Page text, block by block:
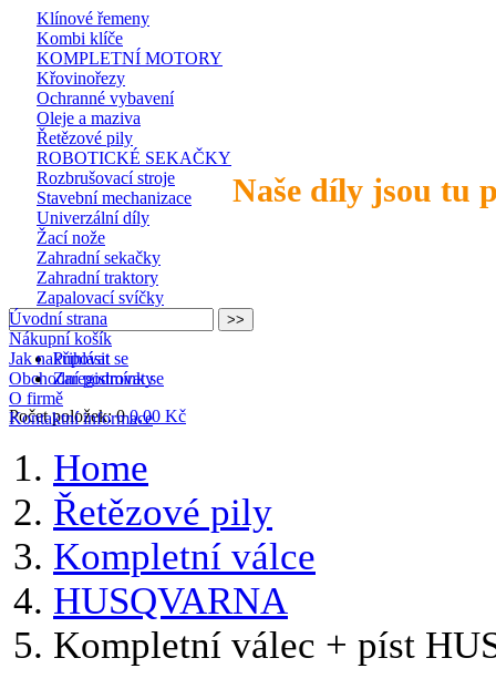
Naše díly jsou tu
Klínové řemeny
Kombi klíče
KOMPLETNÍ MOTORY
Křovinořezy
Ochranné vybavení
Oleje a maziva
Řetězové pily
ROBOTICKÉ SEKAČKY
Rozbrušovací stroje
Stavební mechanizace
Univerzální díly
Žací nože
Zahradní sekačky
Zahradní traktory
Zapalovací svíčky
Přihlásit se
Zaregistrovat se
Počet položek: 0 0,00 Kč
Úvodní strana
Nákupní košík
Jak nakupovat
Obchodní podmínky
O firmě
Kontaktní informace
Home
Řetězové pily
Kompletní válce
HUSQVARNA
Kompletní válec + píst